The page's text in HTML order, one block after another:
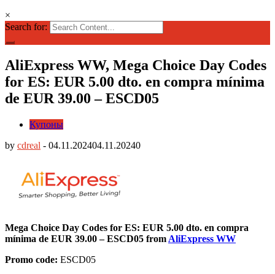
×
Search for:
AliExpress WW, Mega Choice Day Codes
for ES: EUR 5.00 dto. en compra mínima
de EUR 39.00 – ESCD05
Купоны
by cdreal - 04.11.202404.11.20240
Mega Choice Day Codes for ES: EUR 5.00 dto. en compra
mínima de EUR 39.00 – ESCD05 from AliExpress WW
Promo code: ESCD05